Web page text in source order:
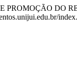
PROMOÇÃO DO